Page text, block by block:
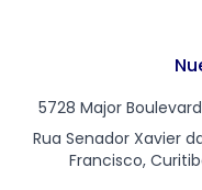
5728 Major
Rua Senador Xavier
Francisco,